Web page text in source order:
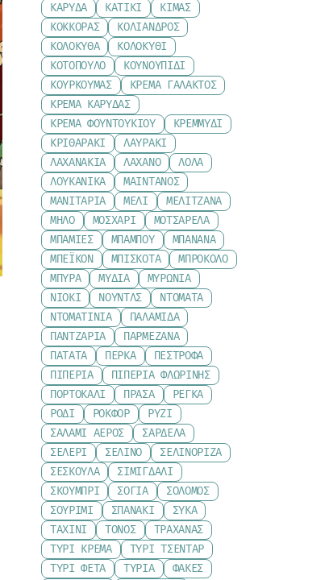
ΚΑΡΎΔΑ
ΚΑΤΊΚΙ
ΚΙΜΆΣ
ΚΌΚΚΟΡΑΣ
ΚΌΛΙΑΝΔΡΟΣ
ΚΟΛΟΚΎΘΑ
ΚΟΛΟΚΎΘΙ
ΚΟΤΌΠΟΥΛΟ
ΚΟΥΝΟΥΠΊΔΙ
ΚΟΥΡΚΟΥΜΆΣ
ΚΡΈΜΑ ΓΆΛΑΚΤΟΣ
ΚΡΈΜΑ ΚΑΡΎΔΑΣ
ΚΡΈΜΑ ΦΟΥΝΤΟΥΚΙΟΎ
ΚΡΕΜΜΎΔΙ
ΚΡΙΘΑΡΆΚΙ
ΛΑΥΡΆΚΙ
ΛΑΧΑΝΆΚΙΑ
ΛΆΧΑΝΟ
ΛΌΛΑ
ΛΟΥΚΆΝΙΚΑ
ΜΑΙΝΤΑΝΌΣ
ΜΑΝΙΤΆΡΙΑ
ΜΈΛΙ
ΜΕΛΙΤΖΆΝΑ
ΜΉΛΟ
ΜΟΣΧΆΡΙ
ΜΟΤΣΑΡΈΛΑ
ΜΠΆΜΙΕΣ
ΜΠΑΜΠΟΎ
ΜΠΑΝΆΝΑ
ΜΠΈΙΚΟΝ
ΜΠΙΣΚΌΤΑ
ΜΠΡΌΚΟΛΟ
ΜΠΎΡΑ
ΜΎΔΙΑ
ΜΥΡΏΝΙΑ
ΝΙΌΚΙ
ΝΟΎΝΤΛΣ
ΝΤΟΜΆΤΑ
ΝΤΟΜΑΤΊΝΙΑ
ΠΑΛΑΜΊΔΑ
ΠΑΝΤΖΆΡΙΑ
ΠΑΡΜΕΖΆΝΑ
ΠΑΤΆΤΑ
ΠΈΡΚΑ
ΠΈΣΤΡΟΦΑ
ΠΙΠΕΡΙΆ
ΠΙΠΕΡΙΆ ΦΛΩΡΊΝΗΣ
ΠΟΡΤΟΚΆΛΙ
ΠΡΆΣΑ
ΡΈΓΚΑ
ΡΌΔΙ
ΡΟΚΦΌΡ
ΡΎΖΙ
ΣΑΛΆΜΙ ΑΈΡΟΣ
ΣΑΡΔΈΛΑ
ΣΈΛΕΡΙ
ΣΈΛΙΝΟ
ΣΕΛΙΝΌΡΙΖΑ
ΣΈΣΚΟΥΛΑ
ΣΙΜΙΓΔΆΛΙ
ΣΚΟΥΜΠΡΊ
ΣΌΓΙΑ
ΣΟΛΟΜΌΣ
ΣΟΥΡΊΜΙ
ΣΠΑΝΆΚΙ
ΣΎΚΑ
ΤΑΧΊΝΙ
ΤΌΝΟΣ
ΤΡΑΧΑΝΆΣ
ΤΥΡΊ ΚΡΈΜΑ
ΤΥΡΊ ΤΣΈΝΤΑΡ
ΤΥΡΊ ΦΈΤΑ
ΤΥΡΙΆ
ΦΑΚΈΣ